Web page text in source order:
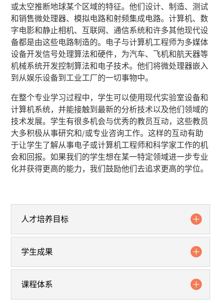
或太空推断地球某个区域的特征。他们设计、制造、测试
和销售微处理器、模拟电路和射频集成电路。计算机、数
字电影和静止相机、互联网、通信系统和许多其他现代设
备都是由这些电路制造的。电子与计算机工程师为多媒体
设备开发信号处理算法和硬件，为汽车、飞机和航天器等
机械系统开发控制算法和电子技术。他们将微处理器嵌入
到从娱乐设备到工业工厂的一切事物中。
在整个专业学习过程中，学生可以使用现代实验室设备和
计算机系统，并能接触到最新的分析技术以及他们领域的
技术发展。学生有很多机会与优秀的教员互动，这些教员
大多积极从事研究和/或专业咨询工作。这样的互动有助
于让学生了解从事电子或计算机工程师和科学家工作的机
会和回报。如果我们的学生想在某一特定领域进一步专业
化并获得更高的能力，我们鼓励他们去追求更高的学位。
人才培养目标
学生成果
课程体系